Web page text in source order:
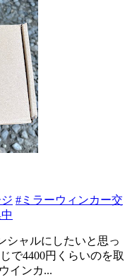
#ミラーウィンカー交
シャルにしたいと思っ
で4400円くらいのを取
インカ...